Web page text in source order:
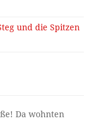
und die Spitzen
Da wohnten